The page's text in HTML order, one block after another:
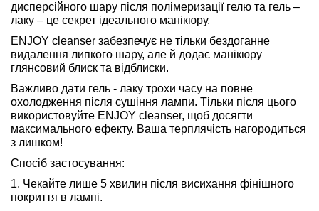
дисперсійного шару після полімеризації гелю та гель –
лаку – це секрет ідеального манікюру.
ENJOY cleanser забезпечує не тільки бездоганне
видалення липкого шару, але й додає манікюру
глянсовий блиск та відблиски.
Важливо дати гель - лаку трохи часу на повне
охолодження після сушіння лампи. Тільки після цього
використовуйте ENJOY cleanser, щоб досягти
максимального ефекту. Ваша терплячість нагородиться
з лишком!
Спосіб застосування:
1. Чекайте лише 5 хвилин після висихання фінішного
покриття в лампі.